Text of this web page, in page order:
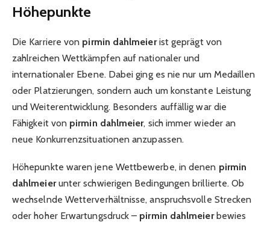
Höhepunkte
Die Karriere von pirmin dahlmeierist geprägt von
zahlreichen Wettkämpfen auf nationaler und
internationaler Ebene. Dabei ging es nie nur um Medaillen
oder Platzierungen, sondern auch um konstante Leistung
und Weiterentwicklung. Besonders auffällig war die
Fähigkeit von pirmin dahlmeier, sich immer wieder an
neue Konkurrenzsituationen anzupassen.
Höhepunkte waren jene Wettbewerbe, in denen pirmin
dahlmeierunter schwierigen Bedingungen brillierte. Ob
wechselnde Wetterverhältnisse, anspruchsvolle Strecken
oder hoher Erwartungsdruck – pirmin dahlmeierbewies